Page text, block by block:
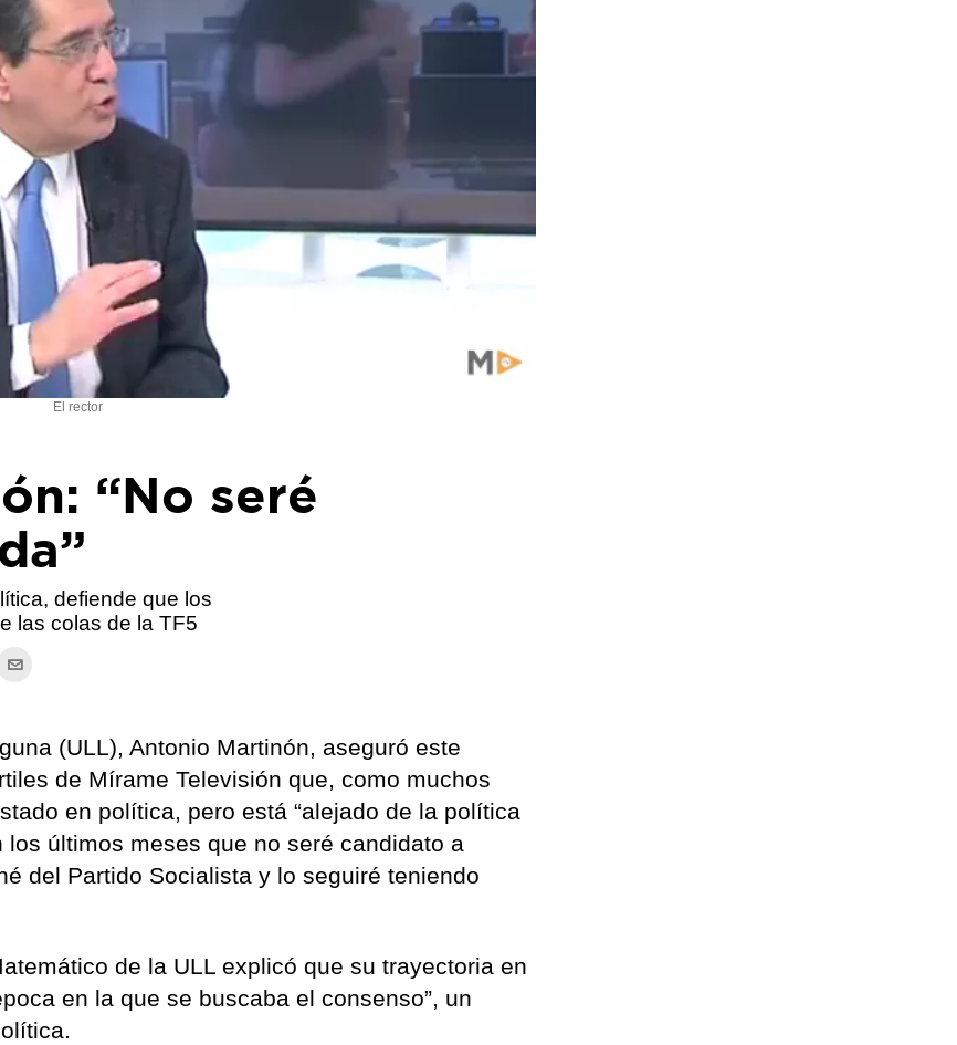
El rector
“No seré
defiende que los
las colas de la TF5
(ULL), Antonio Martinón, aseguró este
de Mírame Televisión que, como muchos
en política, pero está “alejado de la política
los últimos meses que no seré candidato a
del Partido Socialista y lo seguiré teniendo
de la ULL explicó que su trayectoria en
en la que se buscaba el consenso”, un